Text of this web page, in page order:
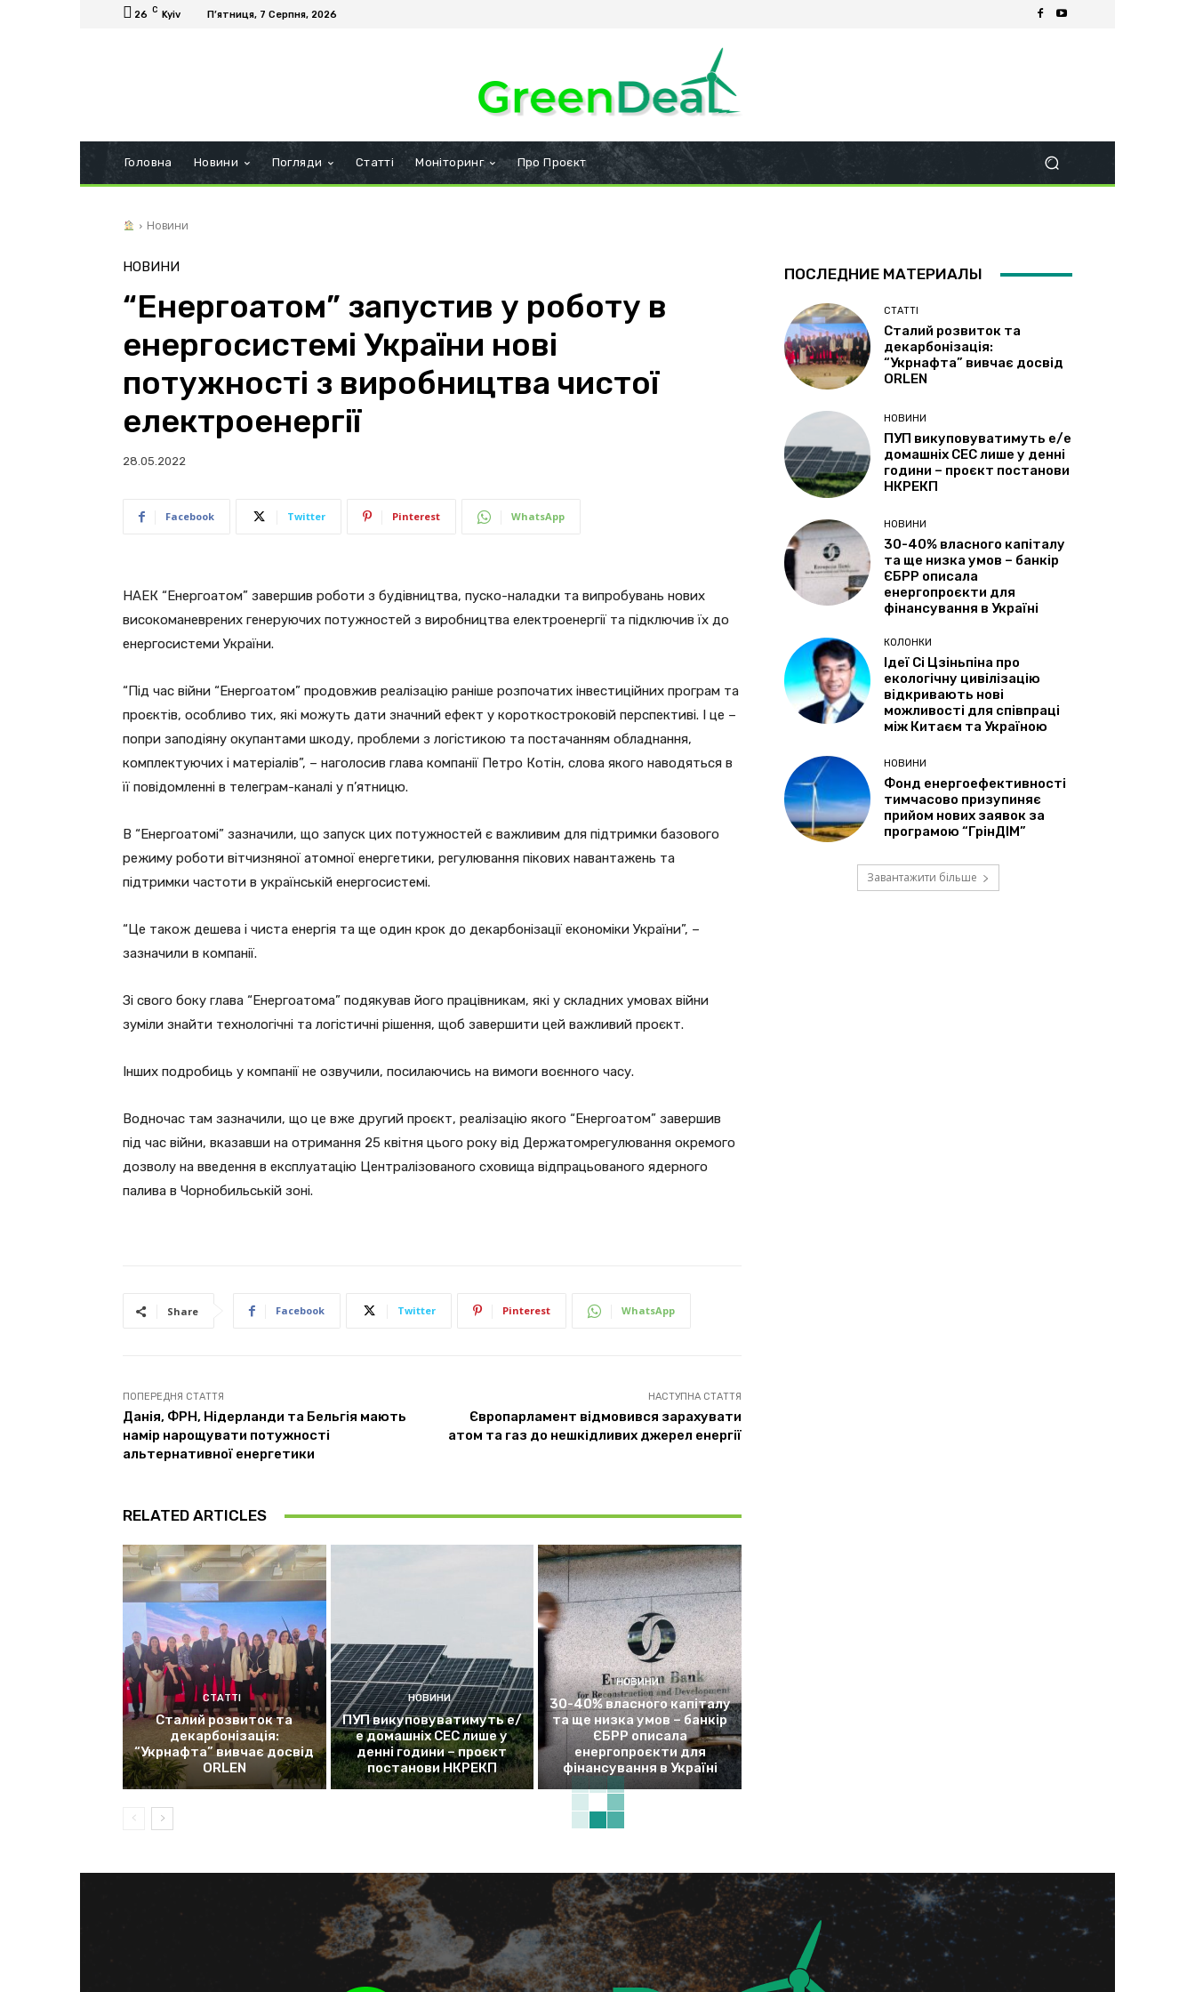
26 C Kyiv П’ятниця, 7 Серпня, 2026
Головна Новини Погляди Статті Моніторинг Про Проєкт
Новини
НОВИНИ
“Енергоатом” запустив у роботу в
енергосистемі України нові
потужності з виробництва чистої
електроенергії
28.05.2022
Facebook Twitter Pinterest WhatsApp
НАЕК “Енергоатом” завершив роботи з будівництва, пуско-наладки та випробувань нових
високоманеврених генеруючих потужностей з виробництва електроенергії та підключив їх до
енергосистеми України.
“Під час війни “Енергоатом” продовжив реалізацію раніше розпочатих інвестиційних програм та
проєктів, особливо тих, які можуть дати значний ефект у короткостроковій перспективі. І це –
попри заподіяну окупантами шкоду, проблеми з логістикою та постачанням обладнання,
комплектуючих і матеріалів”, – наголосив глава компанії Петро Котін, слова якого наводяться в
її повідомленні в телеграм-каналі у п’ятницю.
В “Енергоатомі” зазначили, що запуск цих потужностей є важливим для підтримки базового
режиму роботи вітчизняної атомної енергетики, регулювання пікових навантажень та
підтримки частоти в українській енергосистемі.
“Це також дешева і чиста енергія та ще один крок до декарбонізації економіки України”, –
зазначили в компанії.
Зі свого боку глава “Енергоатома” подякував його працівникам, які у складних умовах війни
зуміли знайти технологічні та логістичні рішення, щоб завершити цей важливий проєкт.
Інших подробиць у компанії не озвучили, посилаючись на вимоги воєнного часу.
Водночас там зазначили, що це вже другий проєкт, реалізацію якого “Енергоатом” завершив
під час війни, вказавши на отримання 25 квітня цього року від Держатомрегулювання окремого
дозволу на введення в експлуатацію Централізованого сховища відпрацьованого ядерного
палива в Чорнобильській зоні.
Share Facebook Twitter Pinterest WhatsApp
ПОПЕРЕДНЯ СТАТТЯ
Данія, ФРН, Нідерланди та Бельгія мають
намір нарощувати потужності
альтернативної енергетики
НАСТУПНА СТАТТЯ
Європарламент відмовився зарахувати
атом та газ до нешкідливих джерел енергії
RELATED ARTICLES
СТАТТІ
Сталий розвиток та
декарбонізація:
“Укрнафта” вивчає досвід
ORLEN
НОВИНИ
ПУП викуповуватимуть е/
е домашніх СЕС лише у
денні години – проєкт
постанови НКРЕКП
НОВИНИ
30-40% власного капіталу
та ще низка умов – банкір
ЄБРР описала
енергопроєкти для
фінансування в Україні
ПОСЛЕДНИЕ МАТЕРИАЛЫ
СТАТТІ
Сталий розвиток та
декарбонізація:
“Укрнафта” вивчає досвід
ORLEN
НОВИНИ
ПУП викуповуватимуть е/е
домашніх СЕС лише у денні
години – проєкт постанови
НКРЕКП
НОВИНИ
30-40% власного капіталу
та ще низка умов – банкір
ЄБРР описала
енергопроєкти для
фінансування в Україні
КОЛОНКИ
Ідеї Сі Цзіньпіна про
екологічну цивілізацію
відкривають нові
можливості для співпраці
між Китаєм та Україною
НОВИНИ
Фонд енергоефективності
тимчасово призупиняє
прийом нових заявок за
програмою “ГрінДІМ”
Завантажити більше